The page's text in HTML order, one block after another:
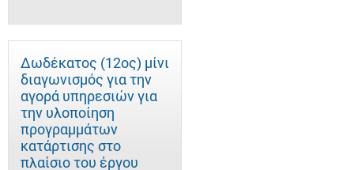
Δωδέκατος (12ος) μίνι
διαγωνισμός για την
αγορά υπηρεσιών για
την υλοποίηση
προγραμμάτων
κατάρτισης στο
πλαίσιο του έργου